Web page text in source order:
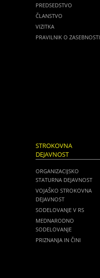
PREDSEDSTVO
ČLANSTVO
VIZITKA
PRAVILNIK O ZASEBNOSTI
STROKOVNA
DEJAVNOST
ORGANIZACIJSKO
STATURNA DEJAVNOST
VOJAŠKO STROKOVNA
DEJAVNOST
SODELOVANJE V RS
MEDNARODNO
SODELOVANJE
PRIZNANJA IN ČINI